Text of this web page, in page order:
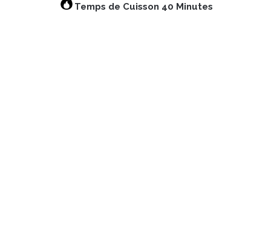
Temps de Cuisson 40 Minutes